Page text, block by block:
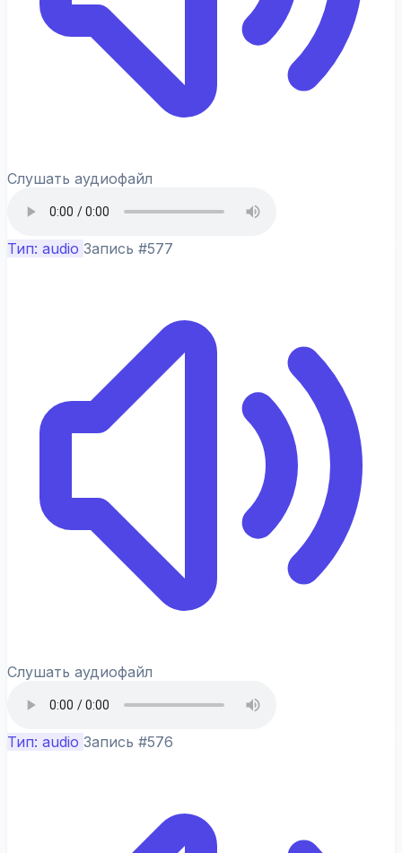
Слушать аудиофайл
Тип: audio Запись #577
Слушать аудиофайл
Тип: audio Запись #576